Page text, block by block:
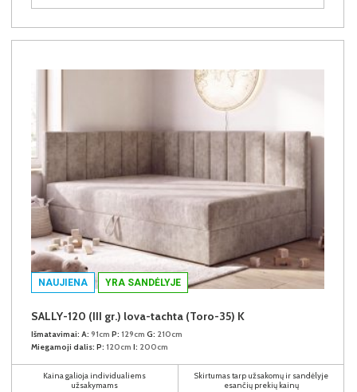
NAUJIENA YRA SANDĖLYJE
SALLY-120 (III gr.) lova-tachta (Toro-35) K
Išmatavimai: A: 91cm P: 129cm G: 210cm
Miegamoji dalis: P: 120cm I: 200cm
Kaina galioja individualiems
užsakymams
Skirtumas tarp užsakomų ir sandėlyje
esančių prekių kainų